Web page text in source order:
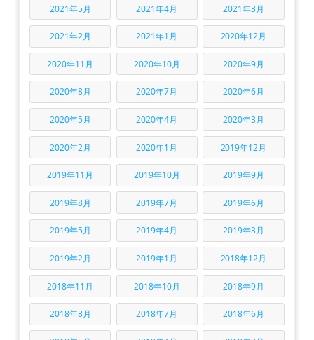
2021年5月 2021年4月 2021年3月
2021年2月 2021年1月 2020年12月
2020年11月 2020年10月 2020年9月
2020年8月 2020年7月 2020年6月
2020年5月 2020年4月 2020年3月
2020年2月 2020年1月 2019年12月
2019年11月 2019年10月 2019年9月
2019年8月 2019年7月 2019年6月
2019年5月 2019年4月 2019年3月
2019年2月 2019年1月 2018年12月
2018年11月 2018年10月 2018年9月
2018年8月 2018年7月 2018年6月